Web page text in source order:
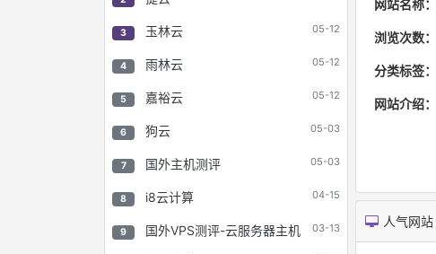
3 玉林云 05-12
4 雨林云 05-12
5 嘉裕云 05-12
6 狗云 05-03
7 国外主机测评 05-03
8 i8云计算 04-15
9 国外VPS测评-云服务器主机 03-13
网站名称：
浏览次数：
分类标签：
网站介绍：
人气网站